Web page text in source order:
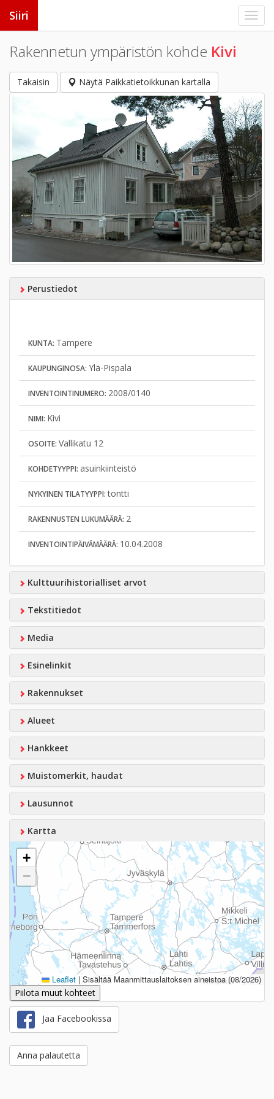
Siiri
Rakennetun ympäristön kohde Kivi
Takaisin Näytä Paikkatietoikkunan kartalla
Perustiedot
KUNTA: Tampere
KAUPUNGINOSA: Ylä-Pispala
INVENTOINTINUMERO: 2008/0140
NIMI: Kivi
OSOITE: Vallikatu 12
KOHDETYYPPI: asuinkiinteistö
NYKYINEN TILATYYPPI:tontti
RAKENNUSTEN LUKUMÄÄRÄ: 2
INVENTOINTIPÄIVÄMÄÄRÄ: 10.04.2008
Kulttuurihistorialliset arvot
Tekstitiedot
Media
Esinelinkit
Rakennukset
Alueet
Hankkeet
Muistomerkit, haudat
Lausunnot
Kartta
+
−
Leaflet | Sisältää Maanmittauslaitoksen aineistoa (08/2026)
Piilota muut kohteet
Jaa Facebookissa
Anna palautetta